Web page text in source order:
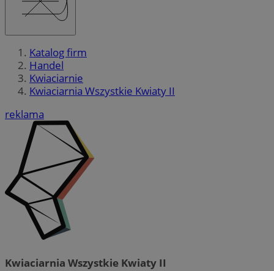
Katalog firm
Handel
Kwiaciarnie
Kwiaciarnia Wszystkie Kwiaty II
reklama
Kwiaciarnia Wszystkie Kwiaty II